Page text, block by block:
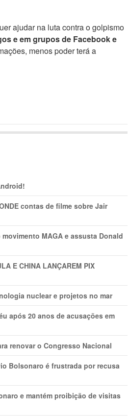
ajudar na luta contra o golpismo
e em grupos de Facebook e
menos poder terá a
contas de filme sobre Jair
MAGA e assusta Donald
E CHINA LANÇAREM PIX
nuclear e projetos no mar
após 20 anos de acusações em
renovar o Congresso Nacional
Bolsonaro é frustrada por recusa
e mantém proibição de visitas